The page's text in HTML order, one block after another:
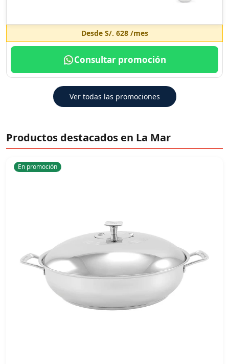
Desde S/. 628/mes
Consultar promoción
Ver todas las promociones
Productos destacados en La Mar
En promoción